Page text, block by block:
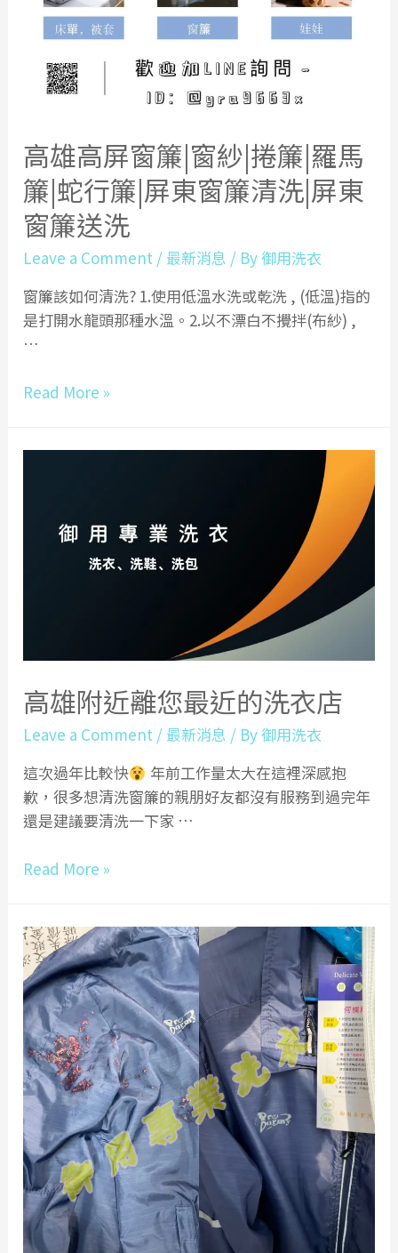
高雄高屏窗簾|窗紗|捲簾|羅馬
簾|蛇行簾|屏東窗簾清洗|屏東
窗簾送洗
Leave a Comment / 最新消息 / By御用洗衣
窗簾該如何清洗? 1.使用低溫水洗或乾洗 , (低溫)指的
是打開水龍頭那種水溫。2.以不漂白不攪拌(布紗) ,
…
高
馬
蛇
行
屏
東
窗
清
東
窗
簾
送
洗
Read More »
高雄附近離您最近的洗衣店
Leave a Comment / 最新消息 / By御用洗衣
這次過年比較快
年前工作量太大在這裡深感抱
歉，很多想清洗窗簾的親朋好友都沒有服務到過完年
還是建議要清洗一下家 …
高
近
離
您
最
近
的
洗
衣
店
Read More »